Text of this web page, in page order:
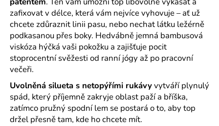
zafixovat v délce, která vám nejvíce vyhovuje – ať už
chcete zdůraznit linii pasu, nebo nechat látku ležérně
podkasanou přes boky. Hedvábně jemná bambusová
viskóza hýčká vaši pokožku a zajišťuje pocit
stoprocentní svěžesti od ranní jógy až po pracovní
večeři.
Uvolněná silueta s netopýřími rukávyvytváří plynulý
spád, který příjemně zakryje oblast paží a bříška,
zatímco pružný spodní lem se postará o to, aby top
držel přesně tam, kde ho chcete mít.